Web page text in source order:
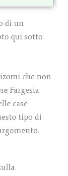
di un
qui sotto
che non
Fargesia
case
tipo di